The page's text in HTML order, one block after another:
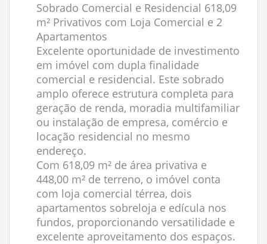
Sobrado Comercial e Residencial 618,09
m² Privativos com Loja Comercial e 2
Apartamentos
Excelente oportunidade de investimento
em imóvel com dupla finalidade
comercial e residencial. Este sobrado
amplo oferece estrutura completa para
geração de renda, moradia multifamiliar
ou instalação de empresa, comércio e
locação residencial no mesmo
endereço.
Com 618,09 m² de área privativa e
448,00 m² de terreno, o imóvel conta
com loja comercial térrea, dois
apartamentos sobreloja e edícula nos
fundos, proporcionando versatilidade e
excelente aproveitamento dos espaços.